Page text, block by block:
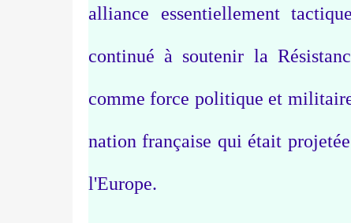
alliance essentiellement
continué à soutenir la
comme force politique et
nation française qui était
l'Europe.